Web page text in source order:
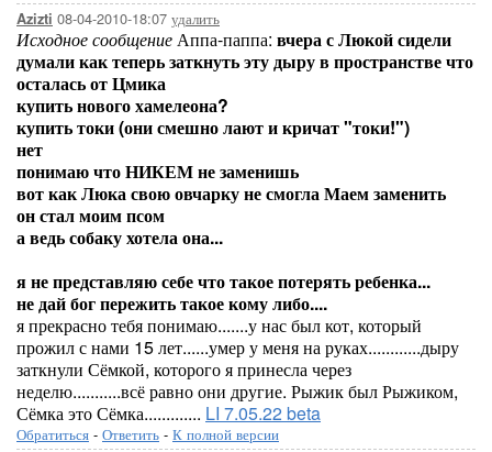
Azizti 08-04-2010-18:07 удалить
Исходное сообщениеАппа-паппа: вчера с Люкой сидели
думали как теперь заткнуть эту дыру в пространстве что
осталась от Цмика
купить нового хамелеона?
купить токи (они смешно лают и кричат "токи!")
нет
понимаю что НИКЕМ не заменишь
вот как Люка свою овчарку не смогла Маем заменить
он стал моим псом
а ведь собаку хотела она...
я не представляю себе что такое потерять ребенка...
не дай бог пережить такое кому либо....
я прекрасно тебя понимаю.......у нас был кот, который
прожил с нами 15 лет......умер у меня на руках............дыру
заткнули Сёмкой, которого я принесла через
неделю...........всё равно они другие. Рыжик был Рыжиком,
Сёмка это Сёмка............. LI 7.05.22 beta
Обратиться - Ответить - К полной версии